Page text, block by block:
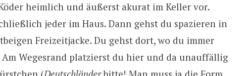
heimlich und äußerst akurat im Keller vor.
jeder im Haus. Dann gehst du spazieren in
Freizeitjacke. Du gehst dort, wo du immer
Am Wegesrand platzierst du hier und da unauffällig